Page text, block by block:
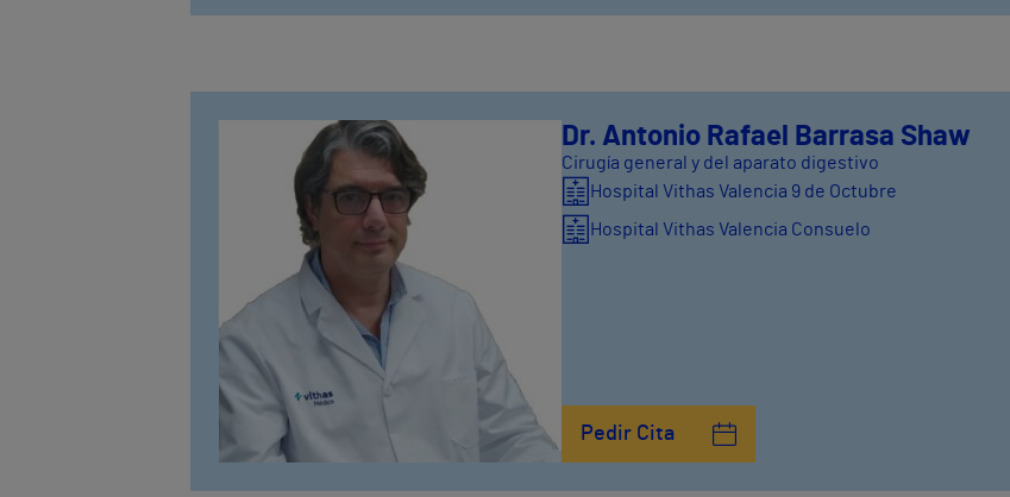
Dr. Antonio Rafael Barrasa Shaw
Cirugía general y del aparato digestivo
Hospital Vithas Valencia 9 de Octubre
Hospital Vithas Valencia Consuelo
Pedir Cita